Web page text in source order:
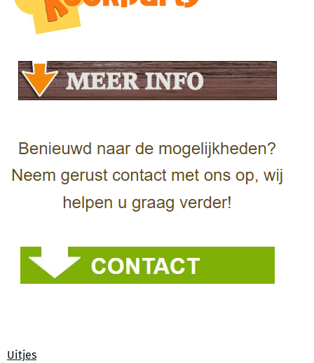
Uitjes